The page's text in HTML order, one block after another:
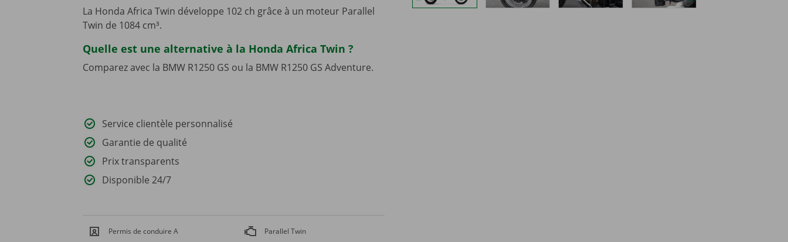
La Honda Africa Twin développe 102 ch grâce à un moteur Parallel
Twin de 1084 cm³.
Quelle est une alternative à la Honda Africa Twin ?
Comparez avec la BMW R1250 GS ou la BMW R1250 GS Adventure.
Service clientèle personnalisé
Garantie de qualité
Prix transparents
Disponible 24/7
Permis de conduire A
Parallel Twin